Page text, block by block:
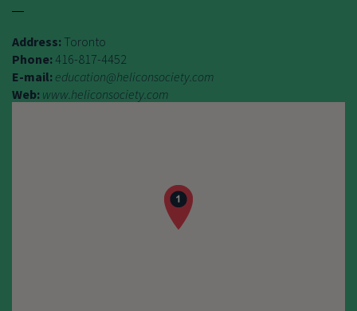
Address: Toronto
Phone: 416-817-4452
E-mail: education@heliconsociety.com
Web: www.heliconsociety.com